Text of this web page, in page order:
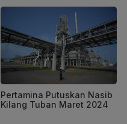
Pertamina Putuskan Nasib
Kilang Tuban Maret 2024